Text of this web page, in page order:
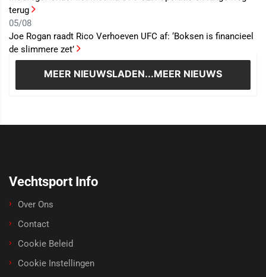
terug
05/08
Joe Rogan raadt Rico Verhoeven UFC af: ‘Boksen is financieel
de slimmere zet’
MEER NIEUWSLADEN...MEER NIEUWS
Vechtsport Info
Over Ons
Contact
Cookie Beleid
Cookie Instellingen